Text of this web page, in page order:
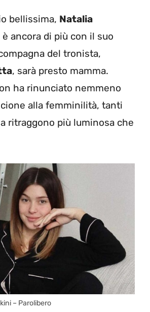
bellissima, Natalia
è ancora di più con il suo
del tronista,
, sarà presto mamma.
ha rinunciato nemmeno
alla femminilità, tanti
ritraggono più luminosa che
– Parolibero